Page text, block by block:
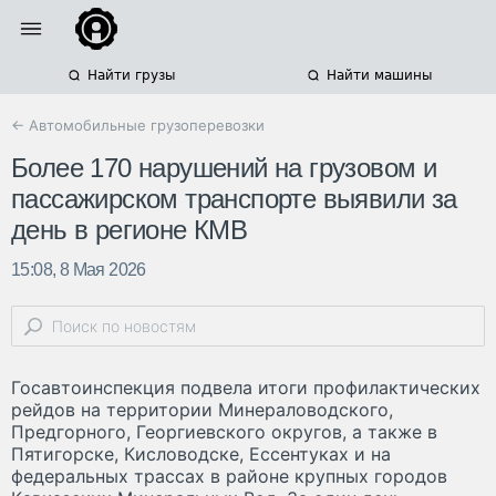
Найти грузы Найти машины
← Автомобильные грузоперевозки
Более 170 нарушений на грузовом и
пассажирском транспорте выявили за
день в регионе КМВ
15:08, 8 Мая 2026
Госавтоинспекция подвела итоги профилактических
рейдов на территории Минераловодского,
Предгорного, Георгиевского округов, а также в
Пятигорске, Кисловодске, Ессентуках и на
федеральных трассах в районе крупных городов